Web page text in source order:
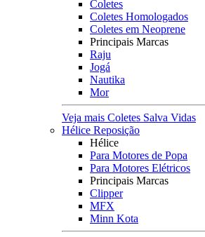
Coletes
Coletes Homologados
Coletes em Neoprene
Principais Marcas
Raju
Jogá
Nautika
Mor
Veja mais Coletes Salva Vidas
Hélice Reposição
Hélice
Para Motores de Popa
Para Motores Elétricos
Principais Marcas
Clipper
MFX
Minn Kota